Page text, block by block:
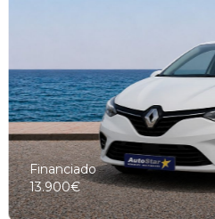
Financiado
13.900€